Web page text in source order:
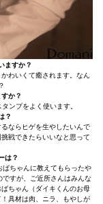
ますか？
わいくて癒されます。なん
か？
ンプをよく使います。
？
ならヒゲを生やしたいんで
戦できたらいいなと思って
は？
ばちゃんに教えてもらったや
すが、ご近所さんはみんな
ちゃん（ダイキくんのお母
具材は肉、ニラ、もやしが